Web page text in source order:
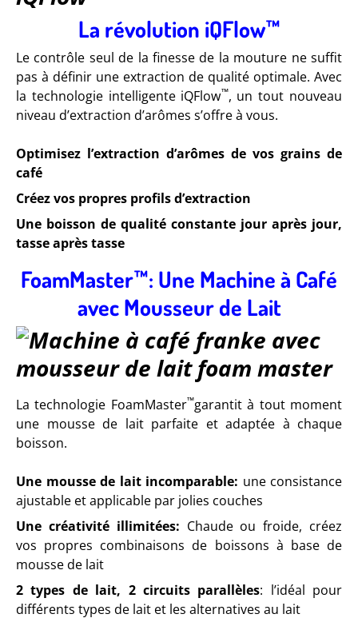
La révolution iQFlow™
Le contrôle seul de la finesse de la mouture ne suffit
pas à définir une extraction de qualité optimale. Avec
la technologie intelligente iQFlow™, un tout nouveau
niveau d’extraction d’arômes s’offre à vous.
Optimisez l’extraction d’arômes de vos grains de
café
Créez vos propres profils d’extraction
Une boisson de qualité constante jour après jour,
tasse après tasse
FoamMaster™: Une Machine à Café
avec Mousseur de Lait
La technologie FoamMaster™garantit à tout moment
une mousse de lait parfaite et adaptée à chaque
boisson.
Une mousse de lait incomparable: une consistance
ajustable et applicable par jolies couches
Une créativité illimitées: Chaude ou froide, créez
vos propres combinaisons de boissons à base de
mousse de lait
2 types de lait, 2 circuits parallèles: l’idéal pour
différents types de lait et les alternatives au lait